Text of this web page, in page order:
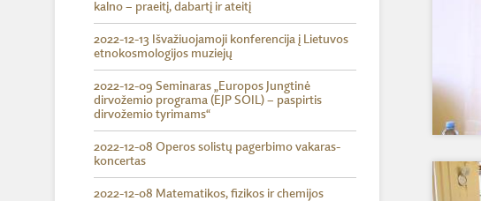
kalno – praeitį, dabartį ir ateitį
2022-12-13 Išvažiuojamoji konferencija į Lietuvos
etnokosmologijos muziejų
2022-12-09 Seminaras „Europos Jungtinė
dirvožemio programa (EJP SOIL) – paspirtis
dirvožemio tyrimams“
2022-12-08 Operos solistų pagerbimo vakaras-
koncertas
2022-12-08 Matematikos, fizikos ir chemijos